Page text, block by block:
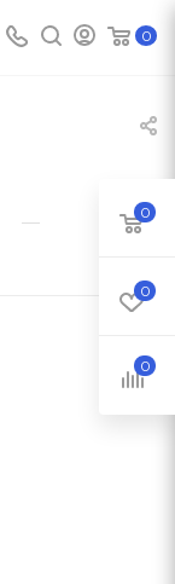
0
— 0
0
0